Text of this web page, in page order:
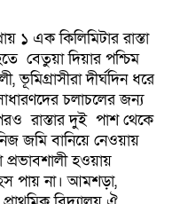
১ এক কিলিমিটার রাস্তা
বেতুয়া দিয়ার পশ্চিম
ভূমিগ্রাসীরা দীর্ঘদিন ধরে
চলাচলের জন্য
রাস্তার দুই পাশ থেকে
জমি বানিয়ে নেওয়ায়
প্রভাবশালী হওয়ায়
পায় না। আমশড়া,